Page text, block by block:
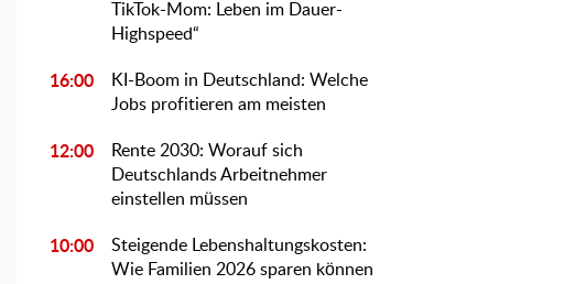
TikTok-Mom: Leben im Dauer-
Highspeed“
16:00
KI-Boom in Deutschland: Welche
Jobs profitieren am meisten
12:00
Rente 2030: Worauf sich
Deutschlands Arbeitnehmer
einstellen müssen
10:00
Steigende Lebenshaltungskosten:
Wie Familien 2026 sparen können